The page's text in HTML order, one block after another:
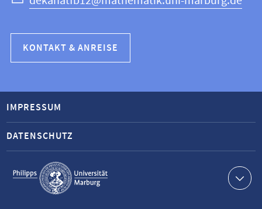
KONTAKT & ANREISE
Service-
Navigation
IMPRESSUM
DATENSCHUTZ